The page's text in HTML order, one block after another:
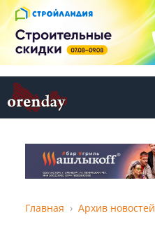
Главная Архив новостей